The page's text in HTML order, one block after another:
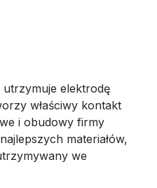
utrzymuje elektrodę
właściwy kontakt
i obudowy firmy
materiałów,
we